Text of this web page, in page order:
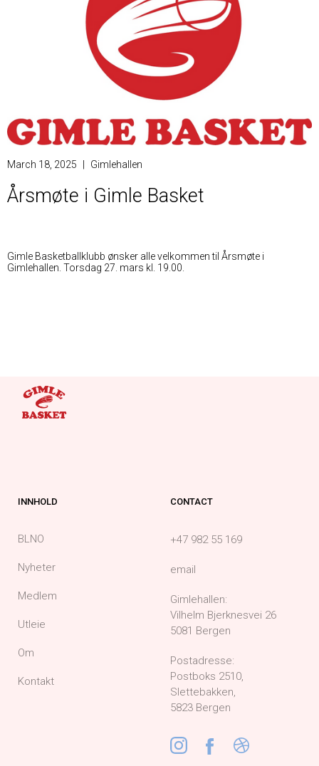
March 18, 2025 Gimlehallen
Årsmøte i Gimle Basket
Gimle Basketballklubb ønsker alle velkommen til Årsmøte i
Gimlehallen. Torsdag 27. mars kl. 19.00.
INNHOLD
BLNO
Nyheter
Medlem
Utleie
Om
Kontakt
CONTACT
+47 982 55 169
email
Gimlehallen:
Vilhelm Bjerknesvei 26
5081 Bergen
Postadresse:
Postboks 2510,
Slettebakken,
5823 Bergen